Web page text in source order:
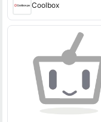
Coolbox